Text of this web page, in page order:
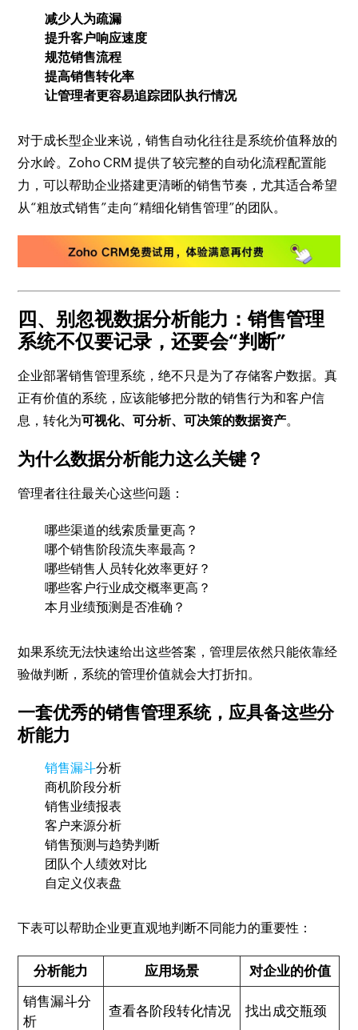
减少人为疏漏
提升客户响应速度
规范销售流程
提高销售转化率
让管理者更容易追踪团队执行情况
对于成长型企业来说，销售自动化往往是系统价值释放的
分水岭。Zoho CRM 提供了较完整的自动化流程配置能
力，可以帮助企业搭建更清晰的销售节奏，尤其适合希望
从“粗放式销售”走向“精细化销售管理”的团队。
四、别忽视数据分析能力：销售管理
系统不仅要记录，还要会“判断”
企业部署销售管理系统，绝不只是为了存储客户数据。真
正有价值的系统，应该能够把分散的销售行为和客户信
息，转化为可视化、可分析、可决策的数据资产。
为什么数据分析能力这么关键？
管理者往往最关心这些问题：
哪些渠道的线索质量更高？
哪个销售阶段流失率最高？
哪些销售人员转化效率更好？
哪些客户行业成交概率更高？
本月业绩预测是否准确？
如果系统无法快速给出这些答案，管理层依然只能依靠经
验做判断，系统的管理价值就会大打折扣。
一套优秀的销售管理系统，应具备这些分
析能力
销售漏斗分析
商机阶段分析
销售业绩报表
客户来源分析
销售预测与趋势判断
团队个人绩效对比
自定义仪表盘
下表可以帮助企业更直观地判断不同能力的重要性：
分析能力 应用场景
对企业的价值
销售漏斗分
析
查看各阶段转化情况 找出成交瓶颈